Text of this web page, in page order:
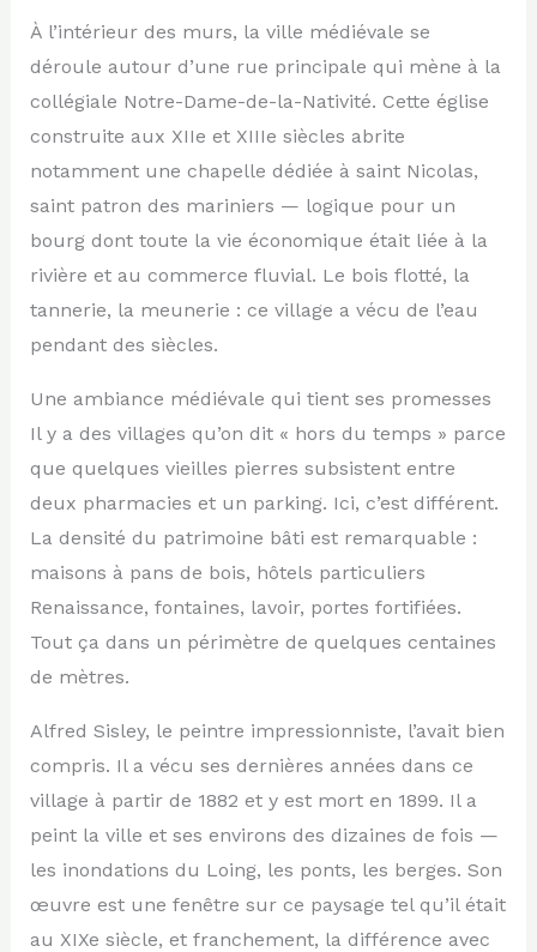
À l’intérieur des murs, la ville médiévale se
déroule autour d’une rue principale qui mène à la
collégiale Notre-Dame-de-la-Nativité. Cette église
construite aux XIIe et XIIIe siècles abrite
notamment une chapelle dédiée à saint Nicolas,
saint patron des mariniers — logique pour un
bourg dont toute la vie économique était liée à la
rivière et au commerce fluvial. Le bois flotté, la
tannerie, la meunerie : ce village a vécu de l’eau
pendant des siècles.
Une ambiance médiévale qui tient ses promesses
Il y a des villages qu’on dit « hors du temps » parce
que quelques vieilles pierres subsistent entre
deux pharmacies et un parking. Ici, c’est différent.
La densité du patrimoine bâti est remarquable :
maisons à pans de bois, hôtels particuliers
Renaissance, fontaines, lavoir, portes fortifiées.
Tout ça dans un périmètre de quelques centaines
de mètres.
Alfred Sisley, le peintre impressionniste, l’avait bien
compris. Il a vécu ses dernières années dans ce
village à partir de 1882 et y est mort en 1899. Il a
peint la ville et ses environs des dizaines de fois —
les inondations du Loing, les ponts, les berges. Son
œuvre est une fenêtre sur ce paysage tel qu’il était
au XIXe siècle, et franchement, la différence avec